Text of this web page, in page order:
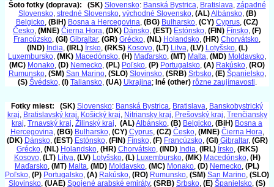
Šoto fotky (doprava): (SK) Slovensko: Banská Bystrica, Bratislava, západné
Slovensko, stredné Slovensko, východné Slovensko, (AL)Albánsko, (B)
Belgicko, (BiH) Bosna a Hercegovina, (BG) Bulharsko, (CY) Cyprus, (CZ)
Česko, (MNE) Čierna Hora, (DK) Dánsko, (EST) Estónsko, (FIN) Fínsko, (F)
Francúzsko, (GI) Gibraltar, (GR) Grécko, (NL) Holandsko, (HR) Chorvátsko,
(IND) India, (IRL) Írsko, (RKS) Kosovo, (LT) Litva, (LV) Lotyšsko, (L)
Luxembursko, (MK) Macedónsko, (H) Maďarsko, (MT) Malta, (MD) Moldavsko,
(MC) Monako, (D) Nemecko, (PL) Poľsko, (P) Portugalsko, (A) Rakúsko, (RO)
Rumunsko, (SM) San Marino, (SLO) Slovinsko, (SRB) Srbsko, (E) Španielsko,
(S) Švédsko, (I) Taliansko, (UA) Ukrajina; Iné (other) rôzne zaujímavosti.
Fotky miest: (SK) Slovensko: Banská Bystrica, Bratislava, Banskobystrický
kraj, Bratislavský kraj, Košický kraj, Nitriansky kraj, Prešovský kraj, Trenčiansky
kraj, Trnavský kraj, Žilinský kraj, (AL)Albánsko, (B) Belgicko, (BiH) Bosna a
Hercegovina, (BG) Bulharsko, (CY) Cyprus, (CZ) Česko, (MNE) Čierna Hora,
(DK) Dánsko, (EST) Estónsko, (FIN) Fínsko, (F) Francúzsko, (GI) Gibraltar, (GR)
Grécko, (NL) Holandsko, (HR) Chorvátsko, (IND) India, (IRL) Írsko, (RKS)
Kosovo, (LT) Litva, (LV) Lotyšsko, (L) Luxembursko, (MK) Macedónsko, (H)
Maďarsko, (MT) Malta, (MD) Moldavsko, (MC) Monako, (D) Nemecko, (PL)
Poľsko, (P) Portugalsko, (A) Rakúsko, (RO) Rumunsko, (SM) San Marino, (SLO)
Slovinsko, (UAE) Spojené arabské emiráty, (SRB) Srbsko, (E) Španielsko, (S)